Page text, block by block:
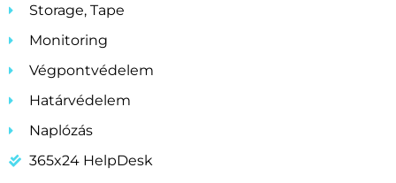
Storage, Tape
Monitoring
Végpontvédelem
Határvédelem
Naplózás
365x24 HelpDesk